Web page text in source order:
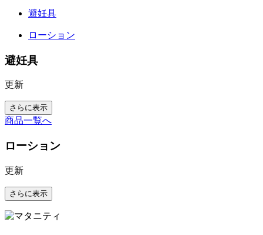
避妊具
ローション
避妊具
更新
さらに表示
商品一覧へ
ローション
更新
さらに表示